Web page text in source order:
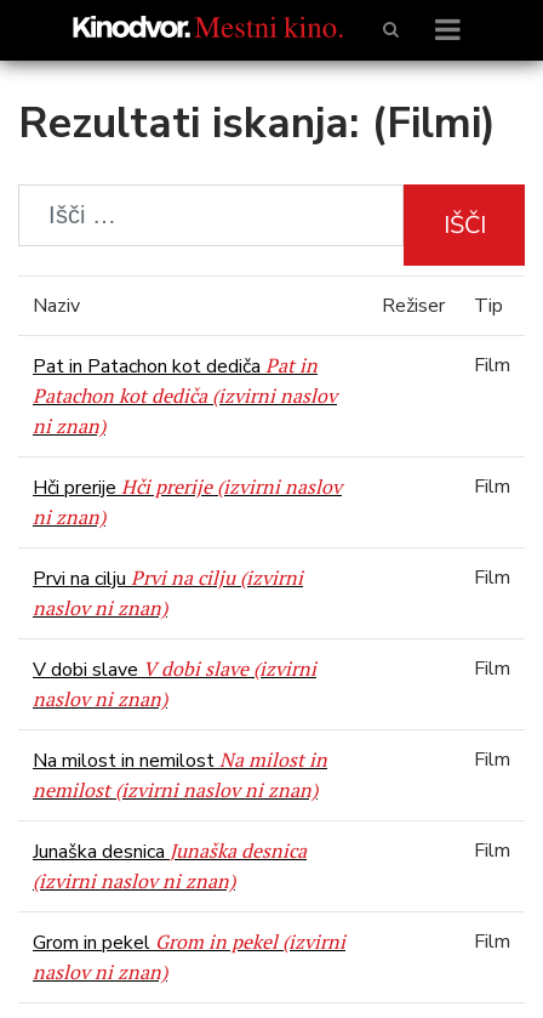
Rezultati iskanja: (Filmi)
IŠČI
Naziv Režiser Tip
Pat in Patachon kot dediča Pat in
Patachon kot dediča (izvirni naslov
ni znan)
Film
Hči prerije Hči prerije (izvirni naslov
ni znan)
Film
Prvi na cilju Prvi na cilju (izvirni
naslov ni znan)
Film
V dobi slave V dobi slave (izvirni
naslov ni znan)
Film
Na milost in nemilostNa milost in
nemilost (izvirni naslov ni znan)
Film
Junaška desnica Junaška desnica
(izvirni naslov ni znan)
Film
Grom in pekel Grom in pekel (izvirni
naslov ni znan)
Film